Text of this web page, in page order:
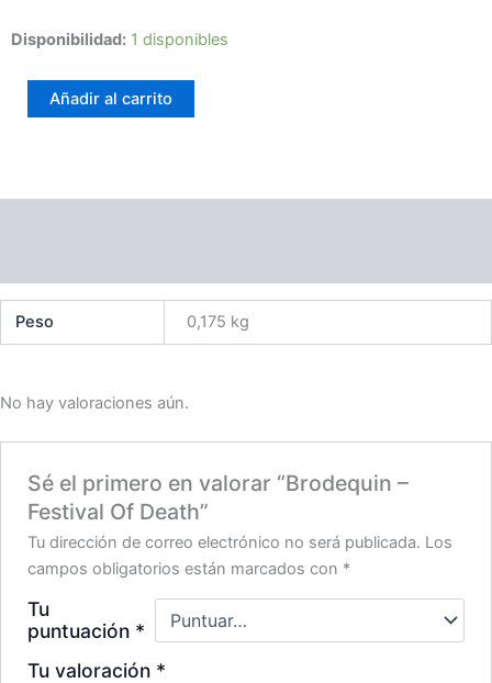
Disponibilidad: 1 disponibles
Brodequin
Festival
Death
Añadir al carrito
Peso 0,175 kg
No hay valoraciones aún.
Sé el primero en valorar “Brodequin –
Festival Of Death”
Tu dirección de correo electrónico no será publicada. Los
campos obligatorios están marcados con *
Tu
puntuación *
Tu valoración *